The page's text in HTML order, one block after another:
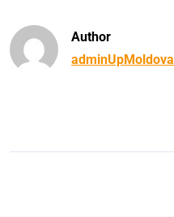
Author
adminUpMoldova